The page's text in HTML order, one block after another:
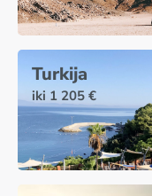
Turkija
iki 1 205 €